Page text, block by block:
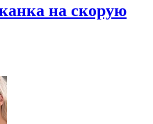
на скорую